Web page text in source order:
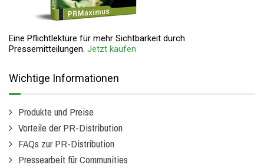
Eine Pflichtlektüre für mehr Sichtbarkeit durch
Pressemitteilungen. Jetzt kaufen
Wichtige Informationen
Produkte und Preise
Vorteile der PR-Distribution
FAQs zur PR-Distribution
Pressearbeit für Communities